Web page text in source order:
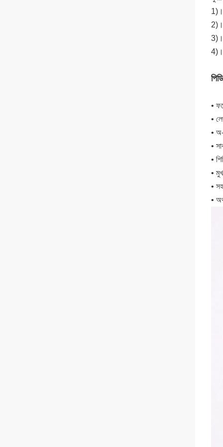
•
•
• অ-
•
•
•
•
•